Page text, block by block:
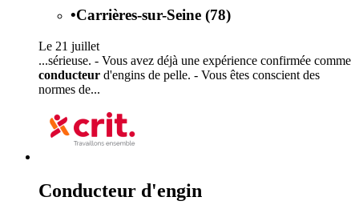
•Carrières-sur-Seine (78)
Le 21 juillet
...sérieuse. - Vous avez déjà une expérience confirmée comme
conducteur d'engins de pelle. - Vous êtes conscient des
normes de...
Conducteur d'engin